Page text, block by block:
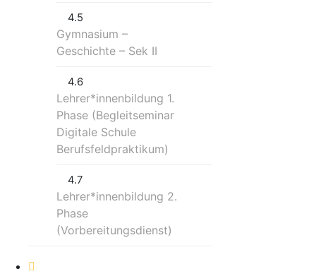
4.5
Gymnasium –
Geschichte – Sek II
4.6
Lehrer*innenbildung 1.
Phase (Begleitseminar
Digitale Schule
Berufsfeldpraktikum)
4.7
Lehrer*innenbildung 2.
Phase
(Vorbereitungsdienst)